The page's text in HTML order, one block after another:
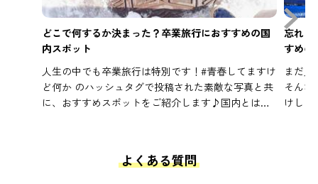
どこで何するか決まった？卒業旅行におすすめの国
内スポット
人生の中でも卒業旅行は特別です！#青春してますけ
ど何か のハッシュタグで投稿された素敵な写真と共
に、おすすめスポットをご紹介します♪国内とは決
忘れら
すめの
まだ
そんな
けしま
よくある質問